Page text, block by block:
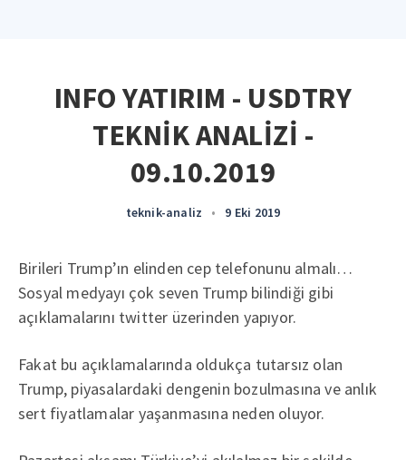
INFO YATIRIM - USDTRY
TEKNİK ANALİZİ -
09.10.2019
teknik-analiz • 9 Eki 2019
Birileri Trump’ın elinden cep telefonunu almalı…
Sosyal medyayı çok seven Trump bilindiği gibi
açıklamalarını twitter üzerinden yapıyor.
Fakat bu açıklamalarında oldukça tutarsız olan
Trump, piyasalardaki dengenin bozulmasına ve anlık
sert fiyatlamalar yaşanmasına neden oluyor.